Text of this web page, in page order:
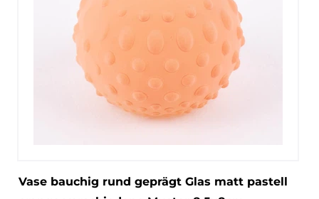
Vase bauchig rund geprägt Glas matt pastell